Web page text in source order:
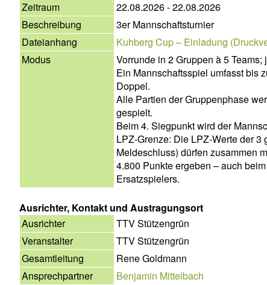
Zeitraum
22.08.2026 - 22.08.2026
Beschreibung
3er Mannschaftsturnier
Dateianhang
Kuhberg Cup – Einladung
Modus
Vorrunde in 2 Gruppen à 5
Ein Mannschaftsspiel umfasst bis
Doppel.
Alle Partien der Gruppenphase
gespielt.
Beim 4. Siegpunkt wird der
LPZ-Grenze: Die LPZ-Werte der
Meldeschluss) dürfen zusammen
4.800 Punkte ergeben – auch
Ersatzspielers.
Ausrichter, Kontakt und Austragungsort
Ausrichter
TTV Stützengrün
Veranstalter
TTV Stützengrün
Gesamtleitung
Rene Goldmann
Ansprechpartner
Benjamin Mittelbach